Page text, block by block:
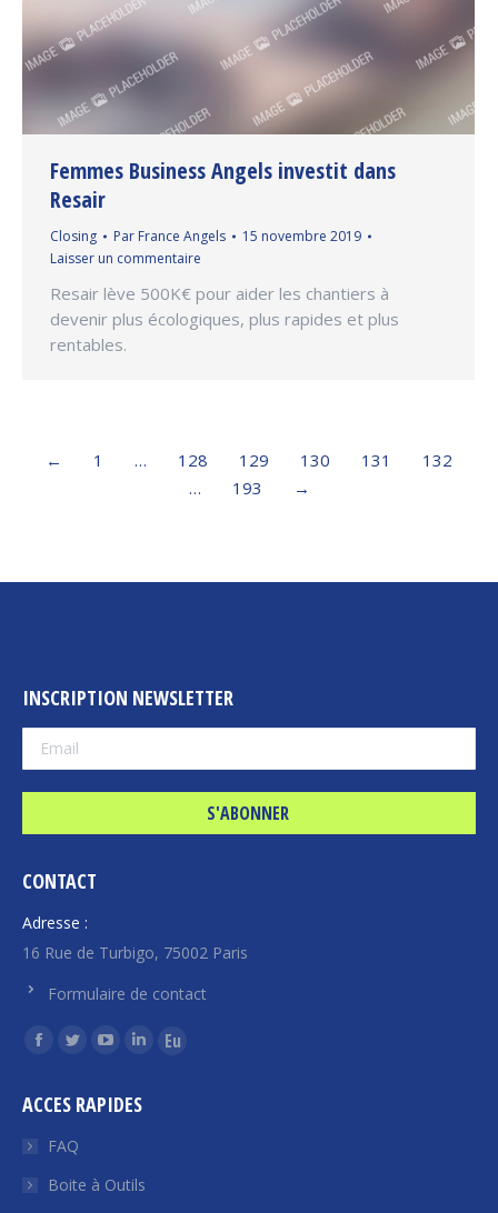
Femmes Business Angels investit dans
Resair
Closing Par France Angels
15 novembre 2019
Laisser un commentaire
Resair lève 500K€ pour aider les chantiers à
devenir plus écologiques, plus rapides et plus
rentables.
← 1 … 128 129 130 131
132
…
193 →
INSCRIPTION NEWSLETTER
CONTACT
Adresse :
16 Rue de Turbigo, 75002 Paris
Formulaire de contact
Trouvez nous sur :
La
Facebook
s'ouvre
une
La
Twitter
s'ouvre
une
La
YouTube
une
La
LinkedIn
une
La
ACCES RAPIDES
FAQ
Boite à Outils